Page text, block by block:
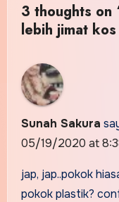
3 thoughts on
lebih jimat
Sunah Sakura
05/19/2020 at
jap, jap..pokok
pokok plastik?